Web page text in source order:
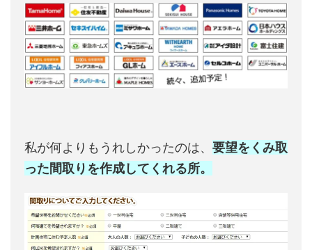
私が何よりもうれしかったのは、 要望をくみ取
った間取りを作成してくれる所。